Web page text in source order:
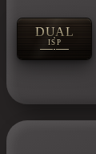
DUAL
ISP